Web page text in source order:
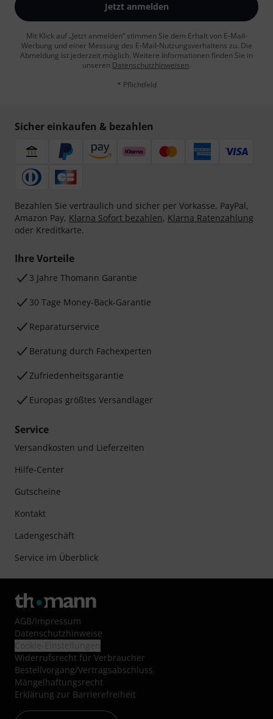
Jetzt anmelden
Mit Klick auf „Jetzt anmelden“ stimmen Sie dem Erhalt von E-Mail-
Werbung und einer Messung des E-Mail-Nutzungsverhaltens zu. Die
Abmeldung ist jederzeit möglich. Weitere Informationen finden Sie in
unseren Datenschutzhinweisen.
* Pflichtfeld
Sicher einkaufen & bezahlen
Bezahlen Sie vertraulich und sicher per Vorkasse, PayPal,
Amazon Pay, Klarna Sofort bezahlen, Klarna Ratenzahlung
oder Kreditkarte.
Ihre Vorteile
3 Jahre Thomann Garantie
30 Tage Money-Back-Garantie
Reparaturservice
Beratung durch Fachexperten
Zufriedenheitsgarantie
Europas größtes Versandlager
Service
Versandkosten und Lieferzeiten
Hilfe-Center
Gutscheine
Kontakt
Ladengeschäft
Service im Überblick
AGB/Impressum
Datenschutzhinweise
Widerrufsrecht für Verbraucher
Bestellvorgang/Vertragsabschluss
Mängelhaftungsrecht
Erklärung zur Barrierefreiheit